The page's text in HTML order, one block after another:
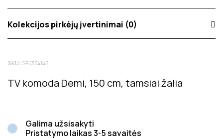
Kolekcijos pirkėjų įvertinimai (0)
produktą, gali palikti atsiliepimą. Bendras produktų
įvertinimas rodo bendrą vidutinį klientų įvertinimą.
Atsiliepimai prieš juos paskelbiant yra patikrinami dėl jų
SKU: SE/354145
TV komoda Demi, 150 cm, tamsiai žalia
Galima užsisakyti
Pristatymo laikas 3-5 savaitės